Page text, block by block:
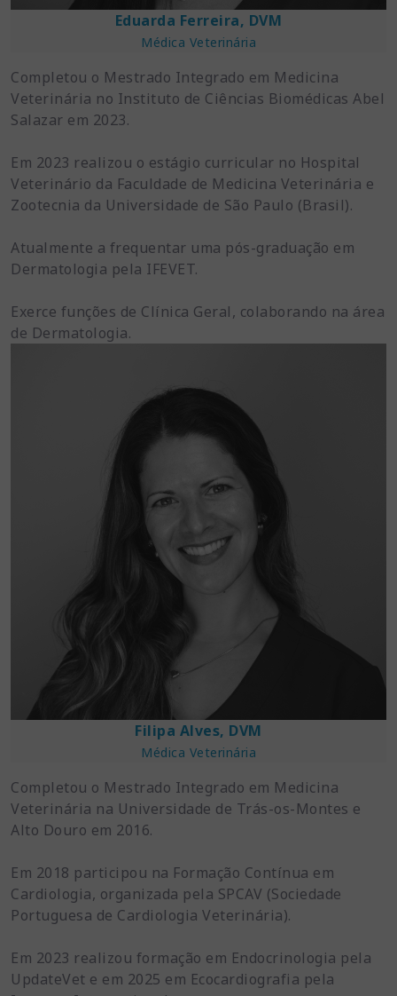
Eduarda Ferreira, DVM
Médica Veterinária
Completou o Mestrado Integrado em Medicina
Veterinária no Instituto de Ciências Biomédicas Abel
Salazar em 2023.
Em 2023 realizou o estágio curricular no Hospital
Veterinário da Faculdade de Medicina Veterinária e
Zootecnia da Universidade de São Paulo (Brasil).
Atualmente a frequentar uma pós-graduação em
Dermatologia pela IFEVET.
Exerce funções de Clínica Geral, colaborando na área
de Dermatologia.
Filipa Alves, DVM
Médica Veterinária
Completou o Mestrado Integrado em Medicina
Veterinária na Universidade de Trás-os-Montes e
Alto Douro em 2016.
Em 2018 participou na Formação Contínua em
Cardiologia, organizada pela SPCAV (Sociedade
Portuguesa de Cardiologia Veterinária).
Em 2023 realizou formação em Endocrinologia pela
UpdateVet e em 2025 em Ecocardiografia pela